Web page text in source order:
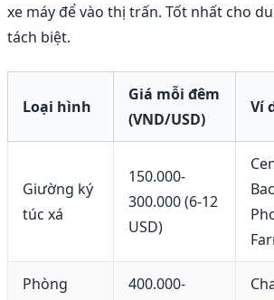
xe máy để vào thị trấn. Tốt nhất cho
tách biệt.
Loại hình
Giá mỗi đêm
(VND/USD)
Ví
Giường ký
túc xá
150.000-
300.000 (6-12
USD)
Phòng
400.000-